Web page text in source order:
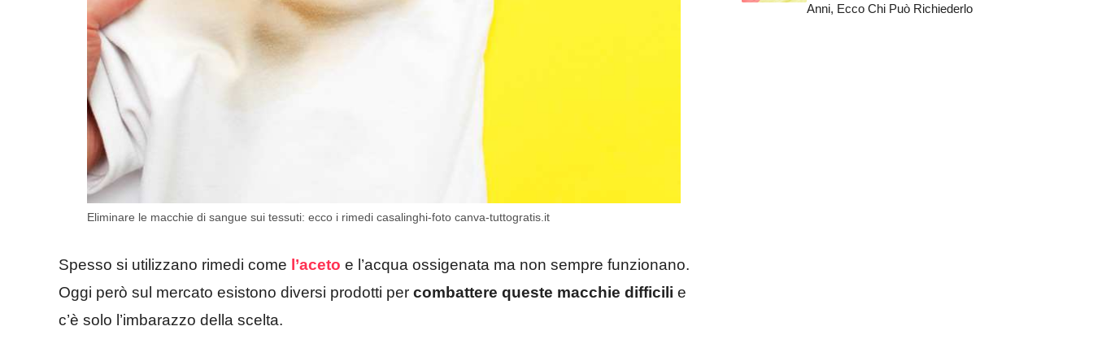
Eliminare le macchie di sangue sui tessuti: ecco i rimedi casalinghi-foto canva-tuttogratis.it
Spesso si utilizzano rimedi come l’aceto e l’acqua ossigenata ma non sempre funzionano.
Oggi però sul mercato esistono diversi prodotti per combattere queste macchie difficili e
c’è solo l’imbarazzo della scelta.
Anni, Ecco Chi Può Richiederlo